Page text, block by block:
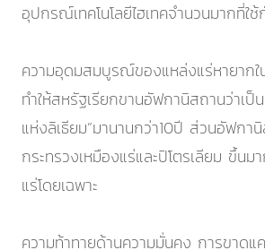
อุปกรณ์เทคโนโลยีไฮเทคจำนวนมากที่ใ
ความอุดมสมบูรณ์ของแหล่งแร่หายาก
ทำให้สหรัฐเรียกขานอัฟกานิสถานว่าเป็
แห่งลิเธียม”มานานกว่า10ปี ส่วนอัฟกา
กระทรวงเหมืองแร่และปิโตรเลียม ขึ้นม
แร่โดยเฉพาะ
ความท้าทายด้านความมั่นคง การขาดแ